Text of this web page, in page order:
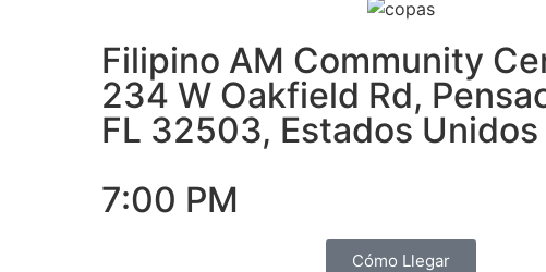
Filipino AM Community
234 W Oakfield Rd,
FL 32503, Estados Unidos
7:00 PM
Cómo Llegar